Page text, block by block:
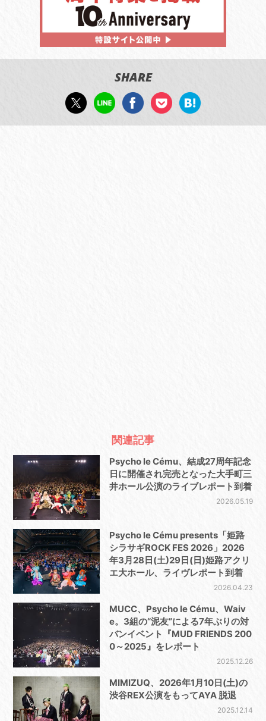
SHARE
関連記事
Psycho le Cému、結成27周年記念
日に開催され完売となった大手町三
井ホール公演のライブレポート到着
2026.05.19
Psycho le Cému presents「姫路
シラサギROCK FES 2026」2026
年3月28日(土)29日(日)姫路アクリ
エ大ホール、ライヴレポート到着
2026.04.23
MUCC、Psycho le Cému、Waiv
e。3組の“泥友”による7年ぶりの対
バンイベント『MUD FRIENDS 200
0～2025』をレポート
2025.12.26
MIMIZUQ、2026年1月10日(土)の
渋谷REX公演をもってAYA 脱退
2025.12.14